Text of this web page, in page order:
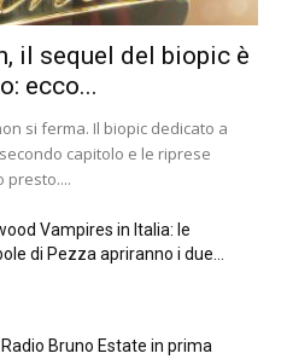
il sequel del biopic è
ecco...
si ferma. Il biopic dedicato a
capitolo e le riprese
presto....
Vampires in Italia: le
di Pezza apriranno i due...
Bruno Estate in prima